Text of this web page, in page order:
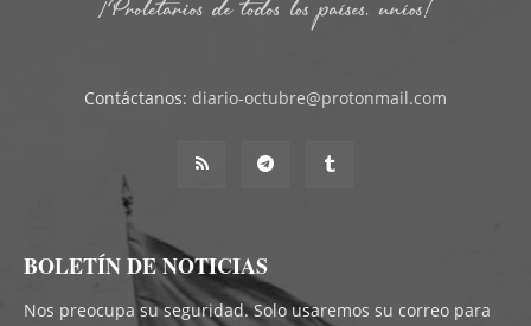
Contáctanos: diario-octubre@protonmail.com
BOLETÍN DE NOTICIAS
Nos preocupa su seguridad. Solo usaremos su correo para